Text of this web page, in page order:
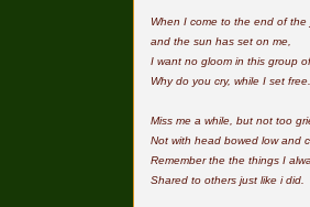
When I come to the end of the
and the sun has set on me,
I want no gloom in this group
Why do you cry, while I set free.
Miss me a while, but not too
Not with head bowed low and
Remember the the things I
Shared to others just like i did.